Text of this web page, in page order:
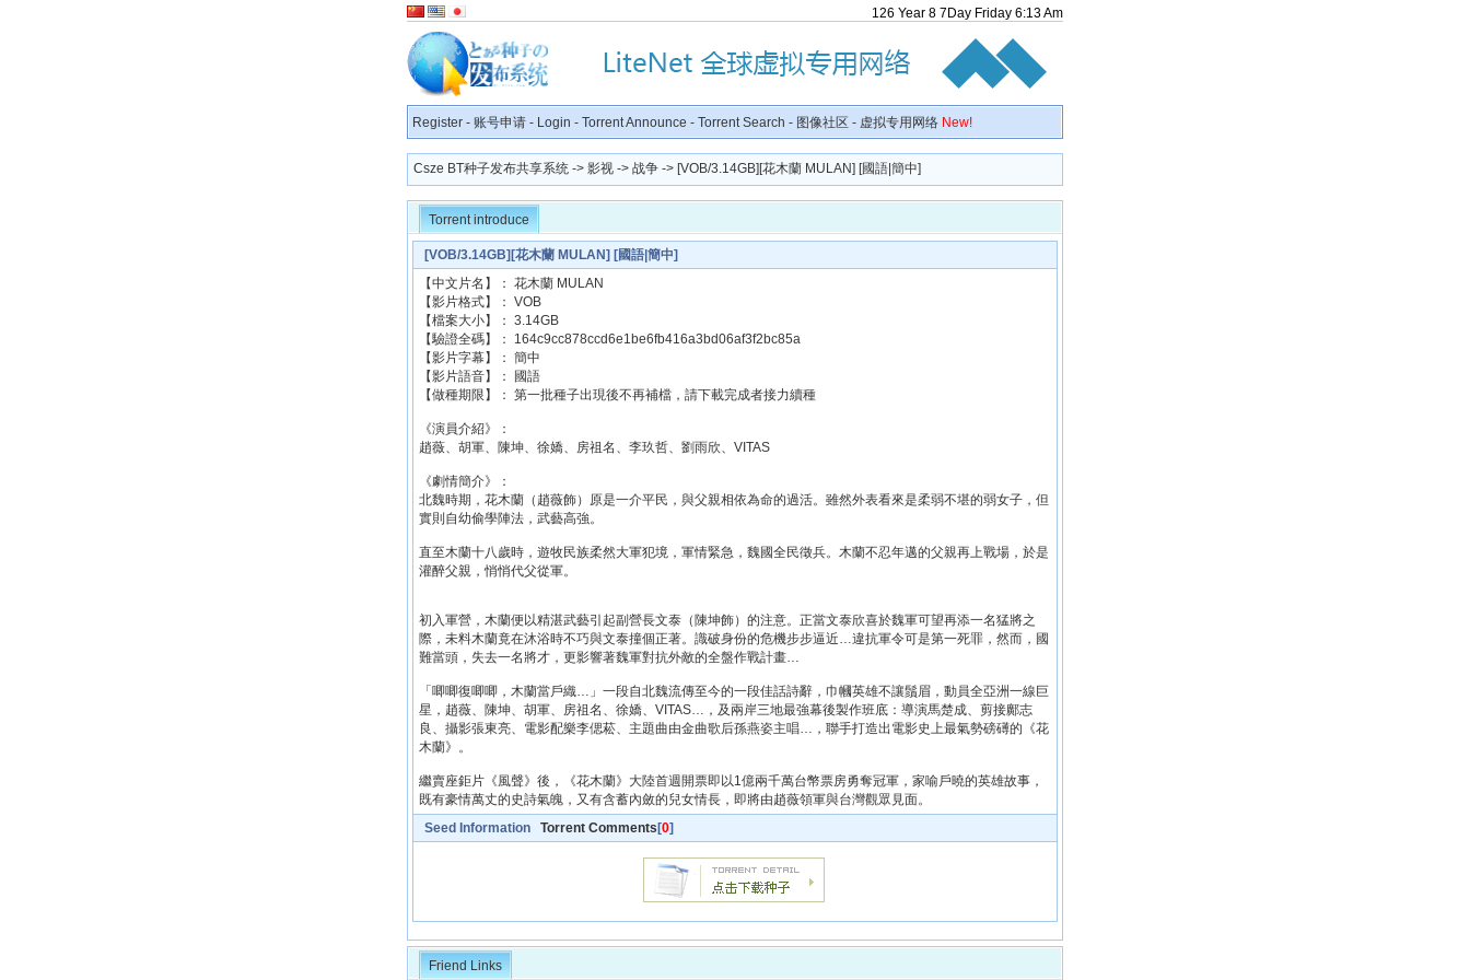
126 Year 8 7 Day Friday 6:13Am
Register - 账号申请 - Login - Torrent Announce - Torrent Search - 图像社区 - 虚拟专用网络 New!
Csze BT种子发布共享系统 -> 影视 -> 战争 -> [VOB/3.14GB][花木蘭 MULAN] [國語|簡中]
Torrent introduce
[VOB/3.14GB][花木蘭 MULAN] [國語|簡中]
【中文片名】： 花木蘭 MULAN
【影片格式】： VOB
【檔案大小】： 3.14GB
【驗證全碼】： 164c9cc878ccd6e1be6fb416a3bd06af3f2bc85a
【影片字幕】： 簡中
【影片語音】： 國語
【做種期限】： 第一批種子出現後不再補檔，請下載完成者接力續種
《演員介紹》：
趙薇、胡軍、陳坤、徐嬌、房祖名、李玖哲、劉雨欣、VITAS
《劇情簡介》：
北魏時期，花木蘭（趙薇飾）原是一介平民，與父親相依為命的過活。雖然外表看來是柔弱不堪的弱女子，但
實則自幼偷學陣法，武藝高強。
直至木蘭十八歲時，遊牧民族柔然大軍犯境，軍情緊急，魏國全民徵兵。木蘭不忍年邁的父親再上戰場，於是
灌醉父親，悄悄代父從軍。
初入軍營，木蘭便以精湛武藝引起副營長文泰（陳坤飾）的注意。正當文泰欣喜於魏軍可望再添一名猛將之
際，未料木蘭竟在沐浴時不巧與文泰撞個正著。識破身份的危機步步逼近…違抗軍令可是第一死罪，然而，國
難當頭，失去一名將才，更影響著魏軍對抗外敵的全盤作戰計畫…
「唧唧復唧唧，木蘭當戶織…」一段自北魏流傳至今的一段佳話詩辭，巾幗英雄不讓鬚眉，動員全亞洲一線巨
星，趙薇、陳坤、胡軍、房祖名、徐嬌、VITAS…，及兩岸三地最強幕後製作班底：導演馬楚成、剪接鄺志
良、攝影張東亮、電影配樂李偲菘、主題曲由金曲歌后孫燕姿主唱…，聯手打造出電影史上最氣勢磅礡的《花
木蘭》。
繼賣座鉅片《風聲》後，《花木蘭》大陸首週開票即以1億兩千萬台幣票房勇奪冠軍，家喻戶曉的英雄故事，
既有豪情萬丈的史詩氣魄，又有含蓄內斂的兒女情長，即將由趙薇領軍與台灣觀眾見面。
Seed Information Torrent Comments [0]
Friend Links